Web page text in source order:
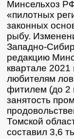
Минсельхоз
«пилотных
законных
рыбу.
Западно-
редакцию
квартале
любителям
фитилем (до
занятость
Томской
составил 3,6